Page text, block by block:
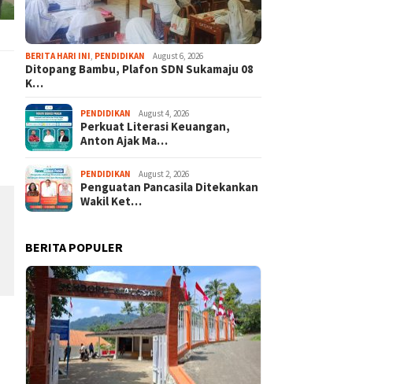
BERITA HARI INI PENDIDIKAN August 6, 2026
Ditopang Bambu, Plafon SDN Sukamaju 08
K…
PENDIDIKAN August 4, 2026
Perkuat Literasi Keuangan,
Anton Ajak Ma…
PENDIDIKAN August 2, 2026
Penguatan Pancasila Ditekankan
Wakil Ket…
BERITA POPULER